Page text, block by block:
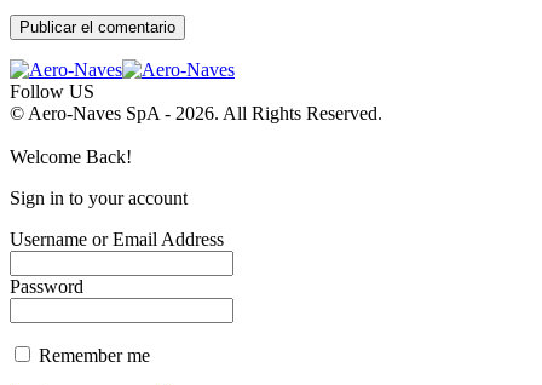
Follow US
© Aero-Naves SpA - 2026. All Rights Reserved.
Welcome Back!
Sign in to your account
Username or Email Address
Password
Remember me